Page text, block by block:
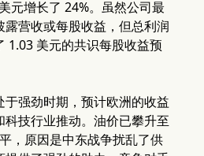
元增长了 24%。虽然公司最
营收或每股收益，但总利润
1.03 美元的共识每股收益预
强劲时期，预计欧洲的收益
技行业推动。油价已攀升至
，原因是中东战争扰乱了供